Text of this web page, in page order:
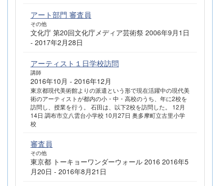
アート部門 審査員
その他
文化庁 第20回文化庁メディア芸術祭 2006年9月1日
- 2017年2月28日
アーティスト１日学校訪問
講師
2016年10月 - 2016年12月
東京都現代美術館よりの派遣という形で現在活躍中の現代美
術のアーティストが都内の小・中・高校のうち、年に2校を
訪問し、授業を行う。 石田は、以下2校を訪問した。 12月
14日 調布市立八雲台小学校 10月27日 奥多摩町立古里小学
校
審査員
その他
東京都 トーキョーワンダーウォール 2016 2016年5
月20日 - 2016年8月21日